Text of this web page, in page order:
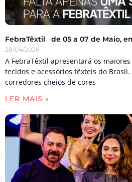
FebraTêxtil de 05 a 07 de Maio,
28/04/2026
A FebraTêxtil apresentará os
tecidos e acessórios têxteis do
corredores cheios de cores
LER MAIS »